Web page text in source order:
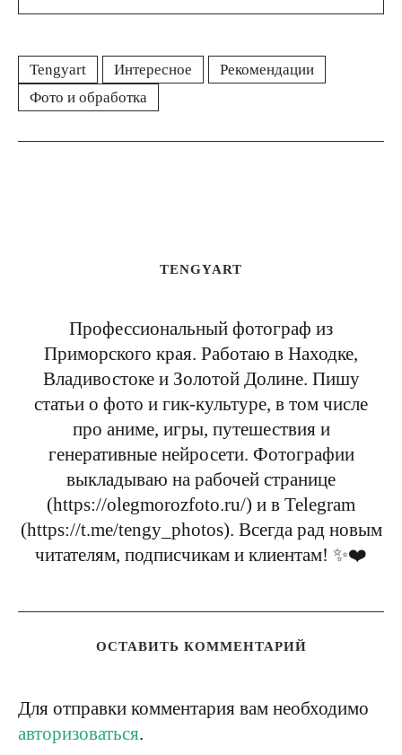
Tengyart Интересное
Рекомендации
Фото и обработка
TENGYART
Профессиональный фотограф из
Приморского края. Работаю в Находке,
Владивостоке и Золотой Долине. Пишу
статьи о фото и гик-культуре, в том числе
про аниме, игры, путешествия и
генеративные нейросети. Фотографии
выкладываю на рабочей странице
(https://olegmorozfoto.ru/) и в Telegram
(https://t.me/tengy_photos). Всегда рад новым
читателям, подписчикам и клиентам! ✨❤️
ОСТАВИТЬ КОММЕНТАРИЙ
Для отправки комментария вам необходимо
авторизоваться.